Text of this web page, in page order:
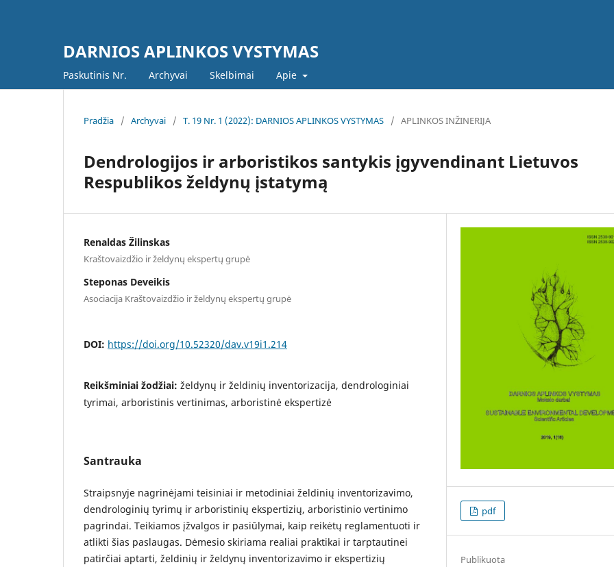
DARNIOS APLINKOS VYSTYMAS
Paskutinis Nr. Archyvai Skelbimai Apie
Pradžia / Archyvai / T. 19 Nr. 1 (2022): DARNIOS APLINKOS VYSTYMAS / APLINKOS INŽINERIJA
Dendrologijos ir arboristikos santykis įgyvendinant Lietuvos
Respublikos želdynų įstatymą
Renaldas Žilinskas
Kraštovaizdžio ir želdynų ekspertų grupė
Steponas Deveikis
Asociacija Kraštovaizdžio ir želdynų ekspertų grupė
DOI: https://doi.org/10.52320/dav.v19i1.214
Reikšminiai žodžiai: želdynų ir želdinių inventorizacija, dendrologiniai
tyrimai, arboristinis vertinimas, arboristinė ekspertizė
Santrauka
Straipsnyje nagrinėjami teisiniai ir metodiniai želdinių inventorizavimo,
dendrologinių tyrimų ir arboristinių ekspertizių, arboristinio vertinimo
pagrindai. Teikiamos įžvalgos ir pasiūlymai, kaip reikėtų reglamentuoti ir
atlikti šias paslaugas. Dėmesio skiriama realiai praktikai ir tarptautinei
patirčiai aptarti, želdinių ir želdynų inventorizavimo ir ekspertizių
pdf
Publikuota